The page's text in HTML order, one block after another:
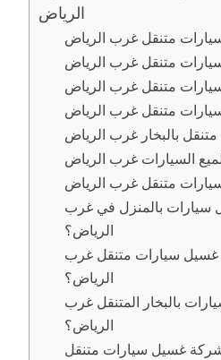
الرياض
متنقل غرب الرياض
متنقل غرب الرياض
متنقل غرب الرياض
متنقل غرب الرياض
بالبخار غرب الرياض
السيارات غرب الرياض
متنقل غرب الرياض
سيارات بالمنزل في غرب
الرياض؟
سيارات متنقل غرب
الرياض؟
بالبخار المتنقل غرب
الرياض؟
شركة غسيل سيارات متنقل